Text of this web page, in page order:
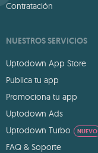
Contratación
NUESTROS SERVICIOS
Uptodown App Store
Publica tu app
Promociona tu app
Uptodown Ads
Uptodown Turbo
NUEVO
FAQ & Soporte